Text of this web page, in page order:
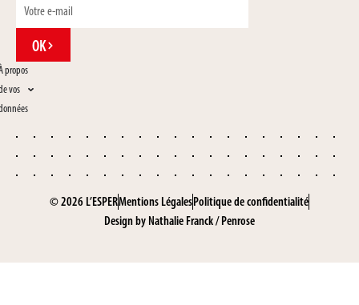
OK
propos
vos
© 2026 L’ESPERMentions LégalesPolitique de confidentialité
Design by Nathalie Franck/Penrose